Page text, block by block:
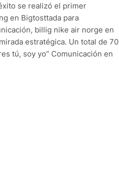
se realizó el primer
en Bigtosttada para
billig nike air norge en
estratégica. Un total de 70
tú, soy yo” Comunicación en